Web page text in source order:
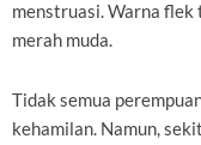
menstruasi. Warna
merah muda.
Tidak semua
kehamilan. Namun,